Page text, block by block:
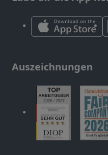
Auszeichnungen